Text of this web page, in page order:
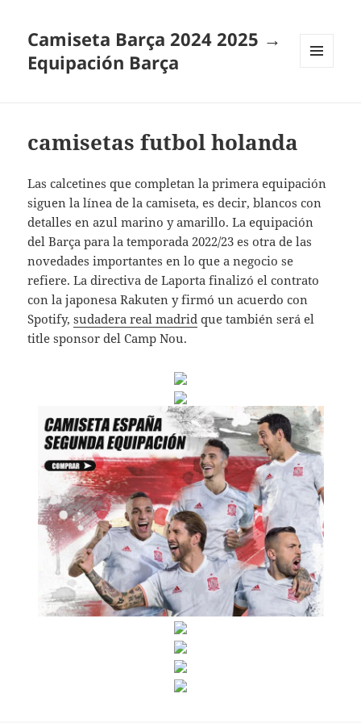
Camiseta Barça 2024 2025 →
Equipación Barça
camisetas futbol holanda
Las calcetines que completan la primera equipación
siguen la línea de la camiseta, es decir, blancos con
detalles en azul marino y amarillo. La equipación
del Barça para la temporada 2022/23 es otra de las
novedades importantes en lo que a negocio se
refiere. La directiva de Laporta finalizó el contrato
con la japonesa Rakuten y firmó un acuerdo con
Spotify,sudadera real madrid que también será el
title sponsor del Camp Nou.